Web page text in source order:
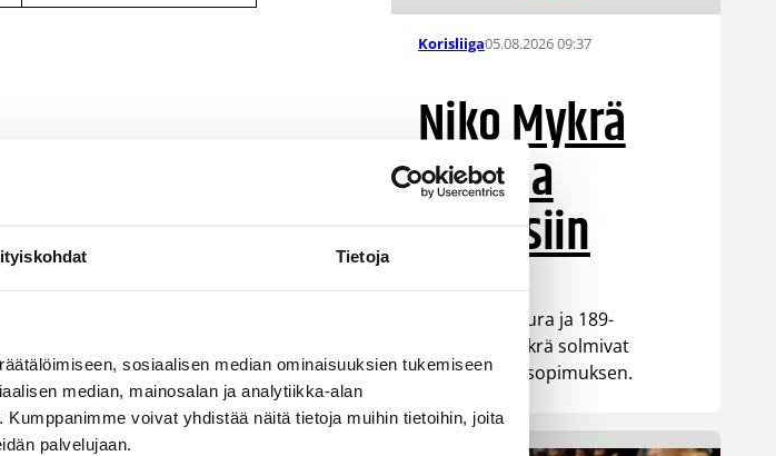
Tietoja
sosiaalisen median ominaisuuksien tukemiseen
median, mainosalan ja analytiikka-alan
voivat yhdistää näitä tietoja muihin tietoihin, joita
palvelujaan.
Korisliiga05.08.2026 09:37
Niko Mykrä
Loimaa
Bisonsiin
Loimaalaisseura ja 189-
senttinen Mykrä solmivat
yksivuotisen sopimuksen.